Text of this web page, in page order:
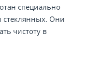
специально
стеклянных. Они
чистоту в